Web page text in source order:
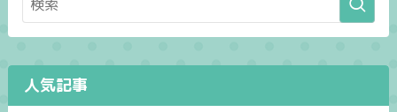
人気記事